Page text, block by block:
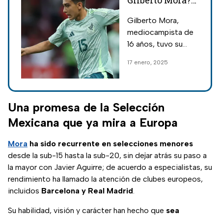
debut del
jugador más
Selección
Gilberto Mora,
mediocampista de
16 años, tuvo su
Selección Mexicana
Conoce su historia,
detalles y logros
hasta ahora.
17 enero, 2025
Una promesa de la Selección
Mexicana que ya mira a Europa
Mora ha sido recurrente en selecciones menores
desde la sub-15 hasta la sub-20, sin dejar atrás su paso a
la mayor con Javier Aguirre; de acuerdo a especialistas, su
rendimiento ha llamado la atención de clubes europeos,
incluidos Barcelona y Real Madrid.
Su habilidad, visión y carácter han hecho que sea